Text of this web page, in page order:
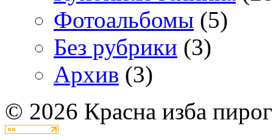
Фотоальбомы (5)
Без рубрики (3)
Архив (3)
© 2026 Красна изба